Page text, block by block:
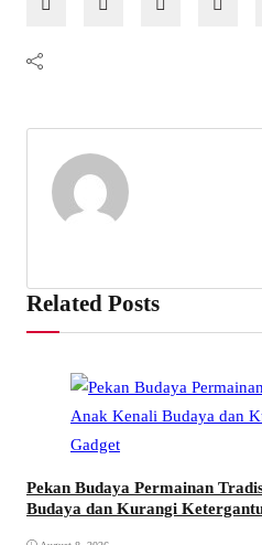
Related Posts
Pekan Budaya Permainan
Budaya dan Kurangi